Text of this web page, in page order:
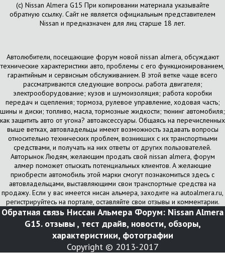
(с) Nissan Almera G15 При копировании материала указывайте
обратную ссылку. Сайт не является официальным представителем
Nissan и предназначен для лиц старше 18 лет.
Автолюбители, посещающие форум новой nissan almera, обсуждают
технические характеристики авто, проблемы с его функционированием,
гарантийным и сервисным обслуживанием. В этой ветке чаще всего
рассматриваются следующие вопросы. работа двигателя;
электрооборудование; кузов и шумоизоляция; работа коробки
передач и сцепления; тормоза, рулевое управление, ходовая часть;
шины и диски; топливо, масла, тормозные жидкости; тюнинг автомобиля;
как защитить авто от угона? автоаксессуары. Общаясь на перечисленных
выше ветках, автовладельцы имеют возможность задавать вопросы
относительно технических проблем, возникших с их транспортными
средствами, и получать на них ответы от других пользователей.
Авторынок Людям, желающим продать свой nissan almera, форум
алмер поможет отыскать потенциальных клиентов. А желающие
приобрести автомобиль этой марки смогут познакомиться здесь с
автовладельцами, выставляющими свои транспортные средства на
продажу. Если у вас имеется нисан альмера, заходите на autoalmera.ru,
регистрируйтесь на портале, оставляйте свои отзывы и комментарии.
Обратная связь Ниссан Альмера Форум: Nissan Almera
G15. отзывы , тест драйв, новости, обзоры,
характеристики, фотографии
Copyright © 2013-2017